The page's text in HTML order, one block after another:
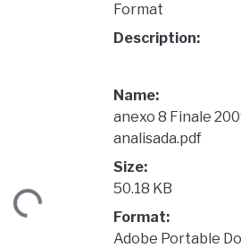
Format
Description:
Name:
anexo 8 Finale
analisada.pdf
Size:
50.18 KB
Format:
Adobe Portable